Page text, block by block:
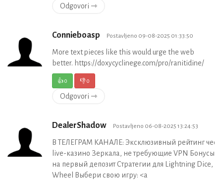
Odgovori ⇾
Connieboasp Postavljeno 09-08-2025 01:33:50
More text pieces like this would urge the web
better. https://doxycyclinege.com/pro/ranitidine/
👍0 👎0
Odgovori ⇾
DealerShadow Postavljeno 06-08-2025 13:24:53
В ТЕЛЕГРАМ КАНАЛЕ: Эксклюзивный рейтинг
live-казино Зеркала, не требующие VPN Бонусы
на первый депозит Стратегии для Lightning Dice,
Wheel Выбери свою игру: <a